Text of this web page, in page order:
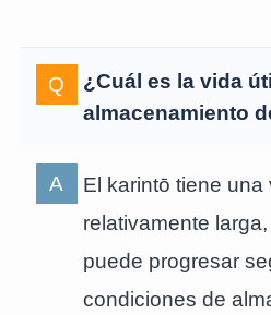
¿Cuál es la vida
almacenamiento
El karintō tiene una
relativamente
puede progresar
condiciones de